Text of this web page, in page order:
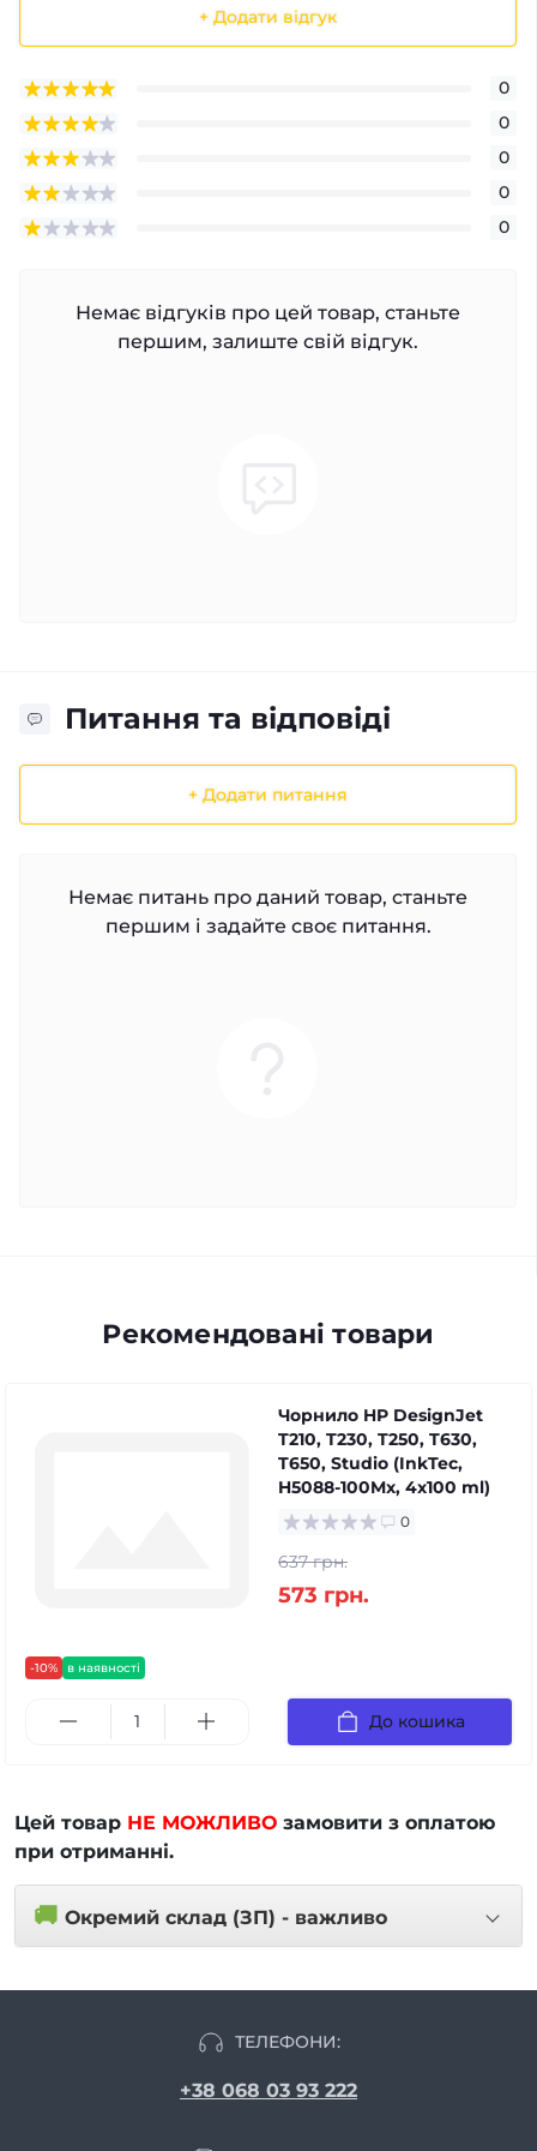
+ Додати відгук
0
0
0
0
0
Немає відгуків про цей товар, станьте
першим, залиште свій відгук.
Питання та відповіді
+ Додати питання
Немає питань про даний товар, станьте
першим і задайте своє питання.
Рекомендовані товари
-10% в наявності
Чорнило HP DesignJet
T210, T230, T250, T630,
T650, Studio (InkTec,
H5088-100Mx, 4x100 ml)
0
637 грн.
573 грн.
До кошика
Цей товар НЕ МОЖЛИВО замовити з оплатою
при отриманні.
🚚 Окремий склад (ЗП) - важливо
ТЕЛЕФОНИ:
+38 068 03 93 222